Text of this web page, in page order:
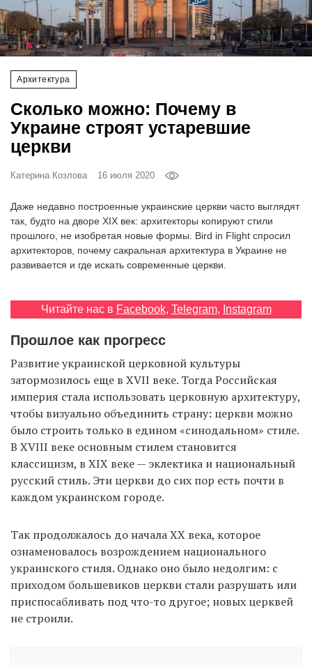
EN
UA
Архитектура
Сколько можно: Почему в
Украине строят устаревшие
церкви
Катерина Козлова 16 июля 2020
Даже недавно построенные украинские церкви часто выглядят
так, будто на дворе XIX век: архитекторы копируют стили
прошлого, не изобретая новые формы. Bird in Flight спросил
архитекторов, почему сакральная архитектура в Украине не
развивается и где искать современные церкви.
Читайте нас в Facebook, Telegram, Instagram
Прошлое как прогресс
Развитие украинской церковной культуры
затормозилось еще в XVII веке. Тогда Российская
империя стала использовать церковную архитектуру,
чтобы визуально объединить страну: церкви можно
было строить только в едином «синодальном» стиле.
В XVIII веке основным стилем становится
классицизм, в XIX веке — эклектика и национальный
русский стиль. Эти церкви до сих пор есть почти в
каждом украинском городе.
Так продолжалось до начала XX века, которое
ознаменовалось возрождением национального
украинского стиля. Однако оно было недолгим: с
приходом большевиков церкви стали разрушать или
приспосабливать под что-то другое; новых церквей
не строили.